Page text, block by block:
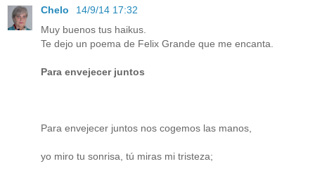
Chelo
14/9/14 17:32
Muy buenos tus haikus.
Te dejo un poema de Felix Grande que me encanta.
Para envejecer juntos
Para envejecer juntos nos cogemos las manos,
yo miro tu sonrisa, tú miras mi tristeza;